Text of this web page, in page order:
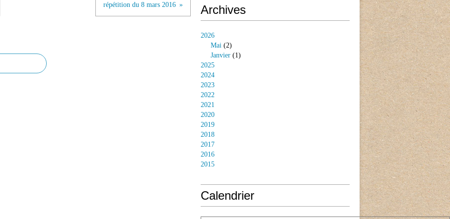
répétition du 8 mars 2016 Archives
2026
Mai (2)
Janvier (1)
2025
2024
2023
2022
2021
2020
2019
2018
2017
2016
2015
Calendrier